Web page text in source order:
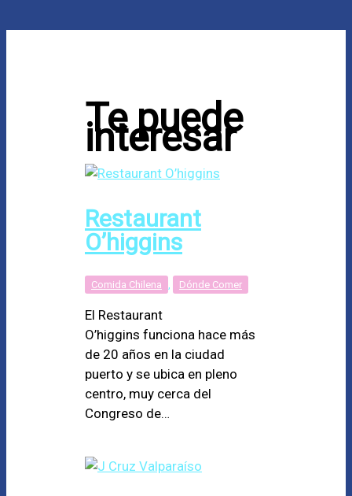
Te puede
interesar
Restaurant
O’higgins
Comida Chilena Dónde Comer
El Restaurant
O’higgins funciona hace más
de 20 años en la ciudad
puerto y se ubica en pleno
centro, muy cerca del
Congreso de…